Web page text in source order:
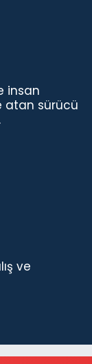
insan
atan sürücü
ve